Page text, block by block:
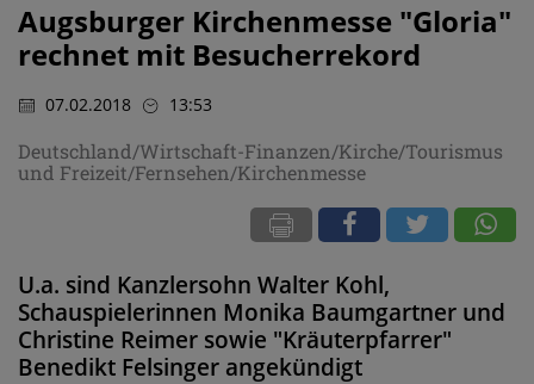
Augsburger Kirchenmesse "Gloria"
rechnet mit Besucherrekord
07.02.2018 13:53
Deutschland/Wirtschaft-Finanzen/Kirche/Tourismus
und Freizeit/Fernsehen/Kirchenmesse
U.a. sind Kanzlersohn Walter Kohl,
Schauspielerinnen Monika Baumgartner und
Christine Reimer sowie "Kräuterpfarrer"
Benedikt Felsinger angekündigt